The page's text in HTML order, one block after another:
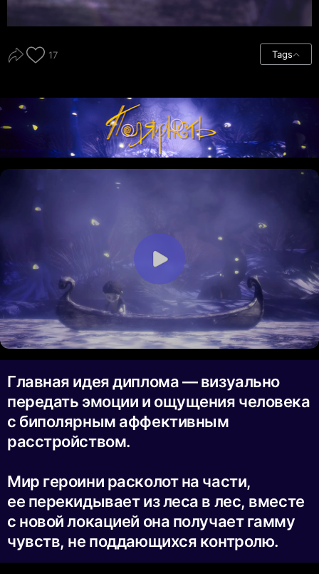
17 Tags
Главная идея диплома — визуально
передать эмоции и ощущения человека
с биполярным аффективным
расстройством.
Мир героини расколот на части,
ее перекидывает из леса в лес, вместе
с новой локацией она получает гамму
чувств, не поддающихся контролю.